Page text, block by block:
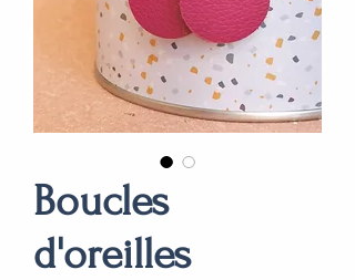
Boucles
d'oreilles